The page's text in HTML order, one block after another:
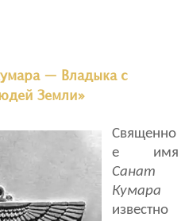
— Владыка с
Земли»
Священно
е имя
Санат
Кумара
известно